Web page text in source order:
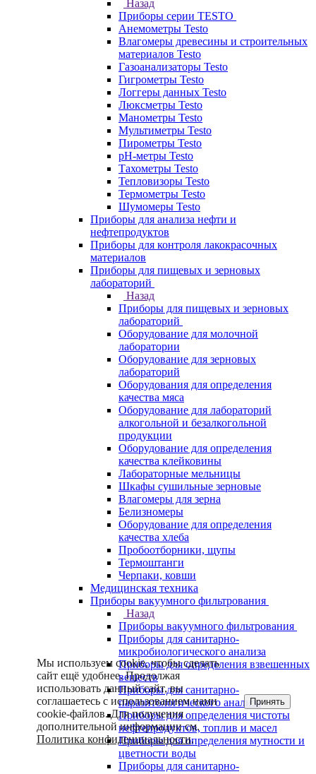
Назад
Приборы серии TESTO
Анемометры Testo
Влагомеры древесины и строительных
материалов Testo
Газоанализаторы Testo
Гигрометры Testo
Логгеры данных Testo
Люксметры Testo
Манометры Testo
Мультиметры Testo
Пирометры Testo
pH-метры Testo
Тахометры Testo
Тепловизоры Testo
Термометры Testo
Шумомеры Testo
Приборы для анализа нефти и
нефтепродуктов
Приборы для контроля лакокрасочных
материалов
Приборы для пищевых и зерновых
лабораторий
Назад
Приборы для пищевых и зерновых
лабораторий
Оборудование для молочной
лаборатории
Оборудование для зерновых
лабораторий
Оборудования для определения
качества мяса
Оборудование для лабораторий
алкогольной и безалкогольной
продукции
Оборудование для определения
качества клейковины
Лабораторные мельницы
Шкафы сушильные зерновые
Влагомеры для зерна
Белизномеры
Оборудование для определения
качества хлеба
Пробоотборники, щупы
Термоштанги
Черпаки, ковши
Медицинская техника
Приборы вакуумного фильтрования
Назад
Приборы вакуумного фильтрования
Приборы для санитарно-
микробиологического анализа
Приборы для определения взвешенных
веществ
Приборы для санитарно-
паразитологического анализа
Приборы для определения чистоты
нефтепродуктов, топлив и масел
Приборы для определения мутности и
цветности воды
Приборы для санитарно-
Мы используем cookie, чтобы сделать
сайт ещё удобнее. Продолжая
использовать данный сайт, вы
соглашаетесь с использованием нами
cookie-файлов. Для получения
дополнительной информации см.
Политика конфиденциальности.
Принять